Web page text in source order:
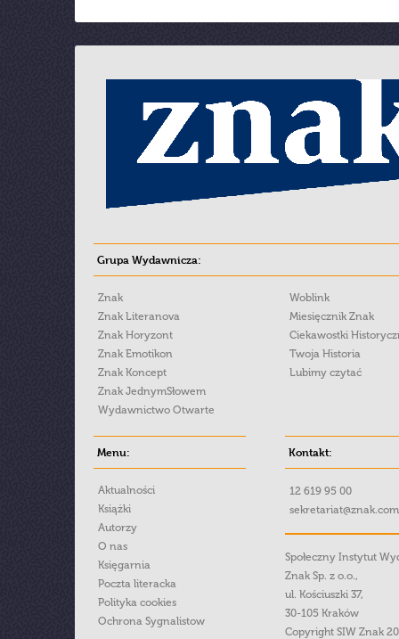
Grupa Wydawnicza:
Znak
Znak Literanova
Znak Horyzont
Znak Emotikon
Znak Koncept
Znak JednymSłowem
Wydawnictwo Otwarte
Woblink
Miesięcznik Znak
Ciekawostki
Twoja Historia
Lubimy czytać
Menu:
Aktualności
Książki
Autorzy
O nas
Księgarnia
Poczta literacka
Polityka cookies
Ochrona Sygnalistow
Kontakt:
12 619 95 00
Społeczny Instytut
Znak Sp. z o.o.,
ul. Kościuszki 37,
30-105 Kraków
Copyright SIW Znak